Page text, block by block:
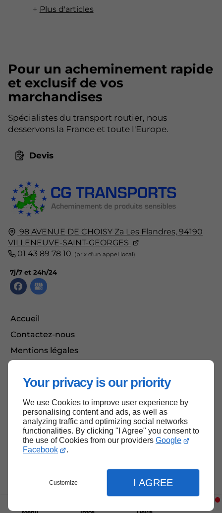
Your privacy is our priority
We use Cookies to improve user experience by
personalising content and ads, as well as
analyzing traffic and optimizing social networks
functionalities. By clicking "I Agree" you consent to
the use of Cookies from our providers Google
Facebook
.
Customize I AGREE
Plus d'articles
98 AVENUE DE CHOISY Za Les Flandres,94190
VILLENEUVE-SAINT-GEORGES
01 43 89 78 10
7j/7 et 24h/24
Accueil
Contactez-nous
Mentions légales
Pour un acheminement rapide
et exclusif de vos
marchandises
Spécialistes du transport routier, nous
desservons la France et toute l'Europe.
Devis
Haut de page